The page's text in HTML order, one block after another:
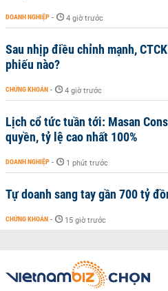
DOANH NGHIỆP - 4 giờ trước
Sau nhịp điều chỉnh mạnh,
phiếu nào?
CHỨNG KHOÁN - 4 giờ trước
Lịch cổ tức tuần tới: Masan
quyền, tỷ lệ cao nhất 100%
DOANH NGHIỆP - 1 phút trước
Tự doanh sang tay gần 700 tỷ
CHỨNG KHOÁN - 15 giờ trước